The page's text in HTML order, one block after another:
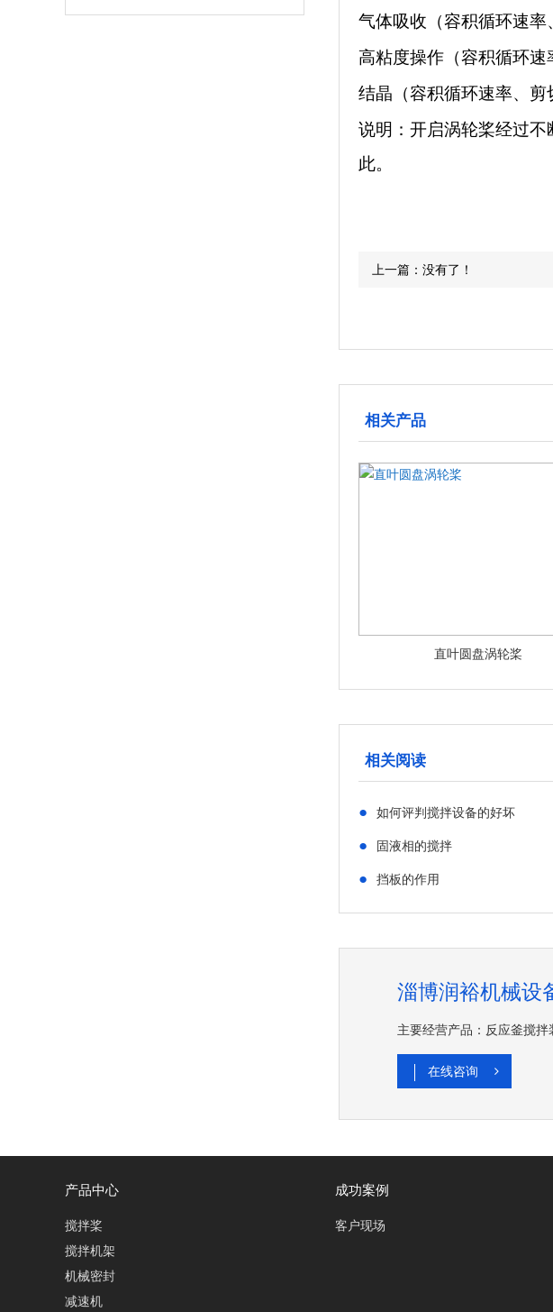
气体吸收（容积循环速
高粘度操作（容积循环速
结晶（容积循环速率、剪
说明：开启涡轮桨经过
此。
上一篇：没有了！
相关产品
直叶圆盘涡轮桨
相关阅读
● 如何评判搅拌设备的好坏
● 固液相的搅拌
● 挡板的作用
淄博润裕机械设
主要经营产品：反应釜搅拌
在线咨询
产品中心
搅拌桨
搅拌机架
机械密封
减速机
成功案例
客户现场